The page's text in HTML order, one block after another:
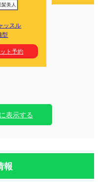
髪美人
ッスル
型
ト予約
表示する
報